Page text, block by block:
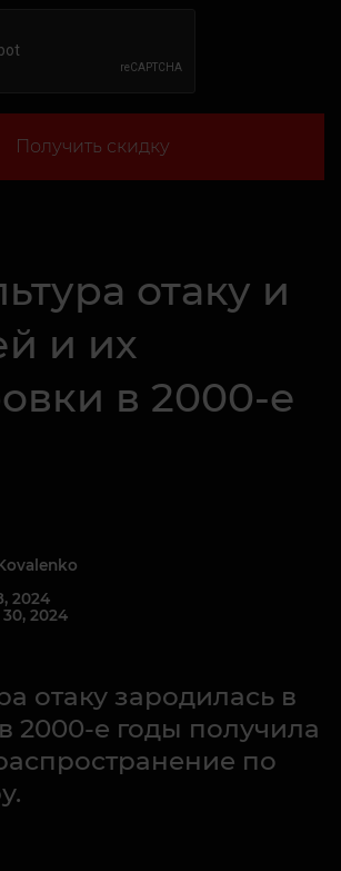
Получить скидку
отаку и
и их
в 2000-е
2024
2024
отаку зародилась в
2000-е годы получила
по